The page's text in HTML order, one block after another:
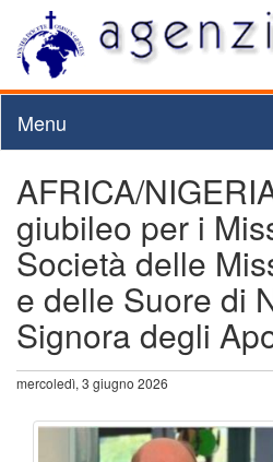
Menu
AFRICA/
giubileo per i
Società delle
e delle Suore di
Signora degli
mercoledì, 3 giugno 2026